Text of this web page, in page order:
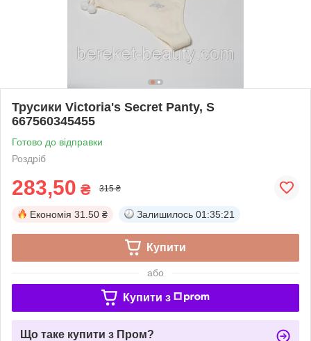
Трусики Victoria's Secret Panty, S
667560345455
Готово до відправки
Роздріб
283,50 ₴ 315 ₴
Економія 31.50 ₴ Залишилось 01:35:21
Купити
або
Купити з
Що таке купити з Пром?